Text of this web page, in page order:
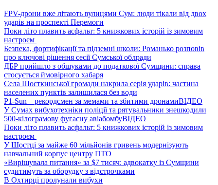
FPV-дрони вже літають вулицями Сум: люди тікали від двох
ударів на проспекті Перемоги
Поки літо плавить асфальт: 5 книжкових історій із зимовим
настроєм
Безпека, фортифікації та підземні школи: Романько розповів
про ключові рішення сесії Сумської облради
ДБР прийшло з обшуками до податкової Сумщини: справа
стосується ймовірного хабаря
Села Шосткинської громади накрила серія ударів: частина
населених пунктів залишилася без води
P1-Sun – рекордсмен за мемами та збитими дронамиВІДЕО
У Сумах вибухотехніки поліції та рятувальники знешкодили
500-кілограмову фугасну авіабомбуВІДЕО
Поки літо плавить асфальт: 5 книжкових історій із зимовим
настроєм
У Шостці за майже 60 мільйонів гривень модернізують
навчальний корпус центру ПТО
«Вирішувала питання» за $7 тисяч: адвокатку із Сумщини
судитимуть за оборудку з відстрочками
В Охтирці пролунали вибухи